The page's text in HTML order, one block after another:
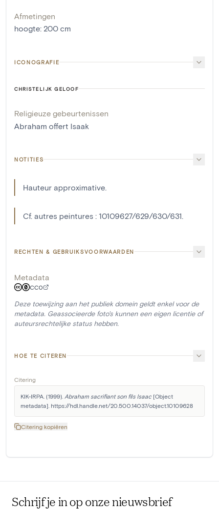
Afmetingen
hoogte: 200 cm
ICONOGRAFIE
CHRISTELIJK GELOOF
Religieuze gebeurtenissen
Abraham offert Isaak
NOTITIES
Hauteur approximative.
Cf. autres peintures : 10109627/629/630/631.
RECHTEN & GEBRUIKSVOORWAARDEN
Metadata
CC0
Deze toewijzing aan het publiek domein geldt enkel voor de
metadata. Geassocieerde foto's kunnen een eigen licentie of
auteursrechtelijke status hebben.
HOE TE CITEREN
Citering
KIK-IRPA. (1999). Abraham sacrifiant son fils Isaac [Object
metadata]. https://hdl.handle.net/20.500.14037/object.10109628
Citering kopiëren
Schrijf je in op onze nieuwsbrief